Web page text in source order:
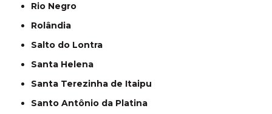
Rio Negro
Rolândia
Salto do Lontra
Santa Helena
Santa Terezinha de Itaipu
Santo Antônio da Platina